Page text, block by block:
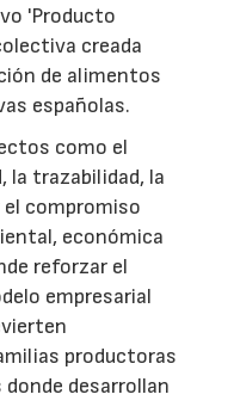
'Producto
creada
de alimentos
españolas.
como el
la trazabilidad, la
compromiso
económica
reforzar el
empresarial
productoras
desarrollan